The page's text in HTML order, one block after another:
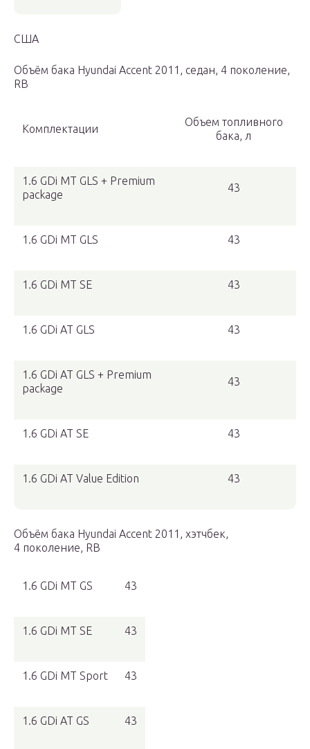
США
Объём бака Hyundai Accent 2011, седан, 4 поколение,
RB
Комплектации
Объем топливного
бака, л
1.6 GDi MT GLS + Premium
package
43
1.6 GDi MT GLS 43
1.6 GDi MT SE 43
1.6 GDi AT GLS 43
1.6 GDi AT GLS + Premium
package
43
1.6 GDi AT SE 43
1.6 GDi AT Value Edition 43
Объём бака Hyundai Accent 2011, хэтчбек,
4 поколение, RB
1.6 GDi MT GS 43
1.6 GDi MT SE 43
1.6 GDi MT Sport 43
1.6 GDi AT GS 43